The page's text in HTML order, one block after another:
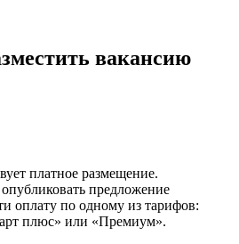
вакансию
платное размещение.
предложение
оплату по одному из тарифов:
плюс» или «Премиум».